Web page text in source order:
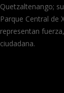
Quetzaltenango;
Parque Central de
representan
ciudadana.